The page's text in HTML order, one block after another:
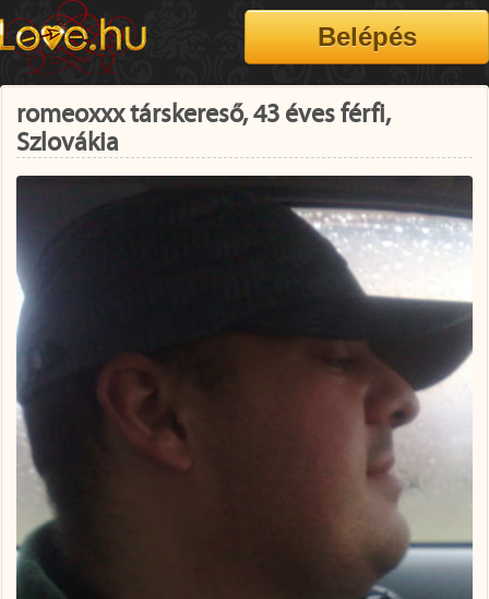
romeoxxx társkereső, 43 éves férfi,
Szlovákia